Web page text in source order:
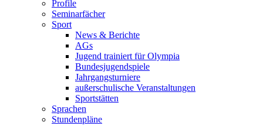
Profile
Seminarfächer
Sport
News & Berichte
AGs
Jugend trainiert für Olympia
Bundesjugendspiele
Jahrgangsturniere
außerschulische Veranstaltungen
Sportstätten
Sprachen
Stundenpläne